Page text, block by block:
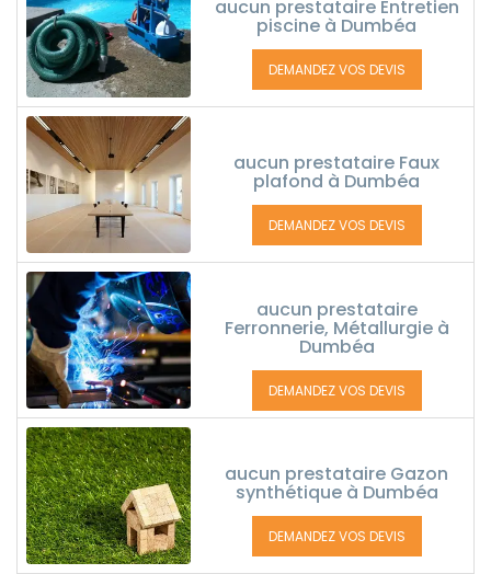
aucun prestataire Entretien
piscine à Dumbéa
DEMANDEZ VOS DEVIS
aucun prestataire Faux
plafond à Dumbéa
DEMANDEZ VOS DEVIS
aucun prestataire
Ferronnerie, Métallurgie à
Dumbéa
DEMANDEZ VOS DEVIS
aucun prestataire Gazon
synthétique à Dumbéa
DEMANDEZ VOS DEVIS